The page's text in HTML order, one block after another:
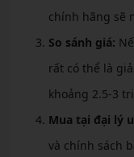
chính hãng sẽ
So sánh giá:
rất có thể là
khoảng 2.5-3
Mua tại đại lý
và chính sách